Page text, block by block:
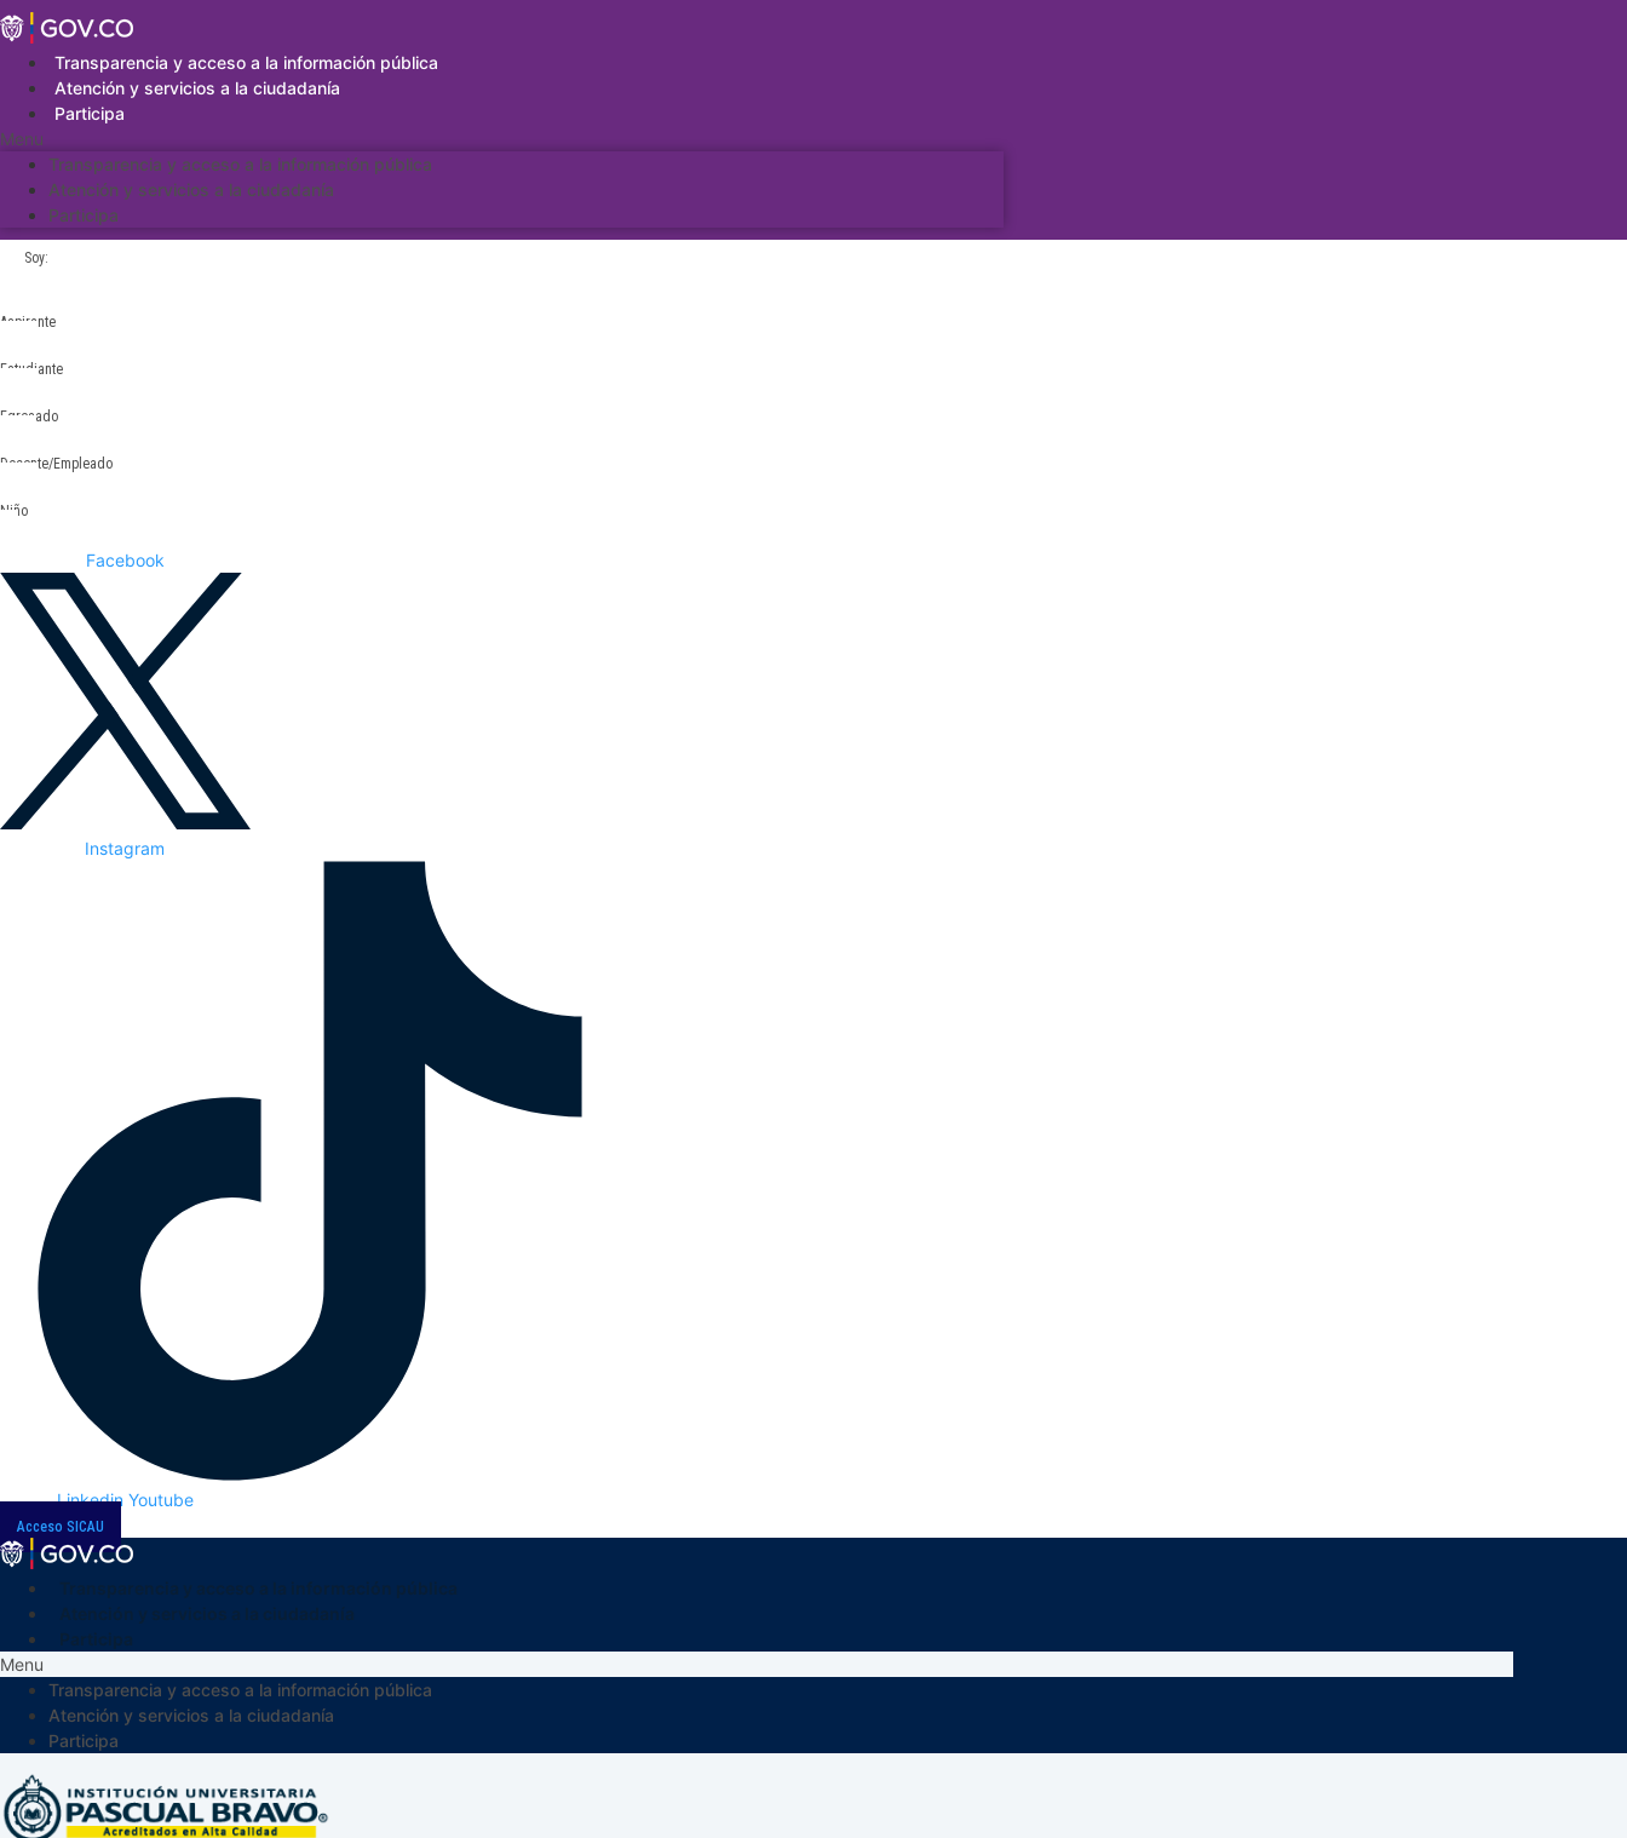
Saltar
al
contenidoTransparencia y acceso a la información pública
Atención y servicios a la ciudadanía
Participa
Menu
Transparencia y acceso a la información pública
Atención y servicios a la ciudadanía
Participa
Soy:
Aspirante
Estudiante
Egresado
Docente/Empleado
Niño
Facebook
Instagram
Linkedin Youtube
Acceso SICAU
Menu
Transparencia y acceso a la información pública
Atención y servicios a la ciudadanía
Participa